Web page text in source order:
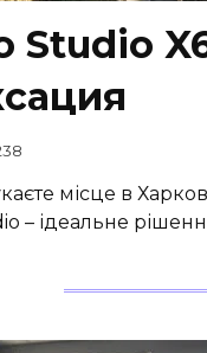
місце в
– ідеальне